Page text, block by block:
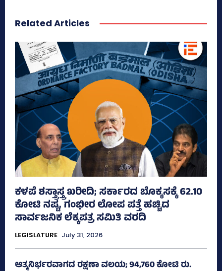
Related Articles
ಕಳಪೆ ಶಸ್ತ್ರಾಸ್ತ್ರ ಖರೀದಿ; ಸರ್ಕಾರದ ಬೊಕ್ಕಸಕ್ಕೆ 62.10
ಕೋಟಿ ನಷ್ಟ, ಗಂಭೀರ ಲೋಪ ಪತ್ತೆ ಹಚ್ಚಿದ
ಸಾರ್ವಜನಿಕ ಲೆಕ್ಕಪತ್ರ ಸಮಿತಿ ವರದಿ
LEGISLATURE July 31, 2026
ಆತ್ಮನಿರ್ಭರವಾಗದ ರಕ್ಷಣಾ ವಲಯ; 94,760 ಕೋಟಿ ರು.